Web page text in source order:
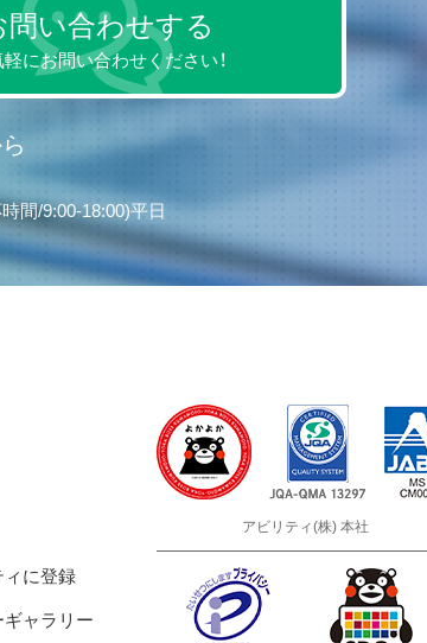
問い合わせする
にお問い合わせください！
間/9:00-18:00)平日
に登録
ャラリー
アビリティ(株) 本社